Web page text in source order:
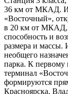
36 км от МКАД.
«Восточный»,
в 20 км от МКАД,
способность и
размера и массы.
необщего
парка. К первому
терминал
формируются
Красноярска,